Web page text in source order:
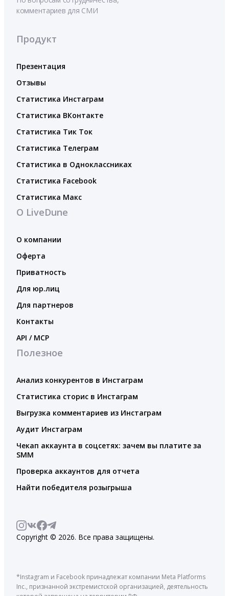
комментариев для СМИ
Продукт
Презентация
Отзывы
Статистика Инстаграм
Статистика ВКонтакте
Статистика Тик Ток
Статистика Телеграм
Статистика в Одноклассниках
Статистика Facebook
Статистика Макс
О LiveDune
О компании
Оферта
Приватность
Для юр.лиц
Для партнеров
Контакты
API / MCP
Полезное
Анализ конкурентов в Инстаграм
Статистика сторис в Инстаграм
Выгрузка комментариев из Инстаграм
Аудит Инстаграм
Чекап аккаунта в соцсетях: зачем вы платите за
SMM
Проверка аккаунтов для отчета
Найти победителя розыгрыша
Copyright © 2026. Все права защищены.
*Instagram и Facebook принадлежат компании Meta Platforms
Inc., признанной экстремистской организацией, деятельность